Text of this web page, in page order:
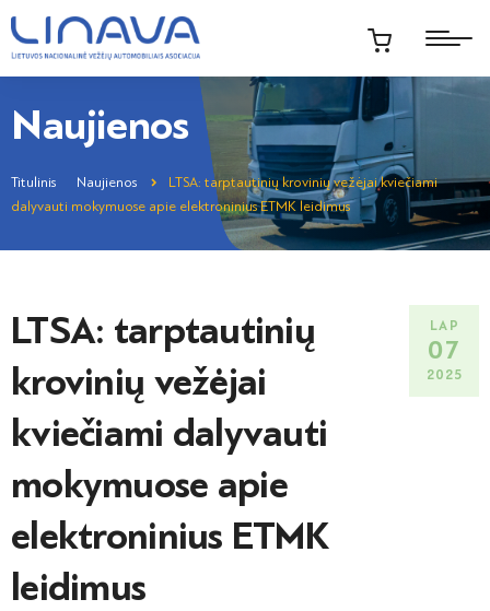
Naujienos
Titulinis Naujienos
LTSA: tarptautinių krovinių vežėjai kviečiami
dalyvauti mokymuose apie elektroninius ETMK leidimus
LTSA: tarptautinių
krovinių vežėjai
kviečiami dalyvauti
mokymuose apie
elektroninius ETMK
leidimus
LAP
07
2025